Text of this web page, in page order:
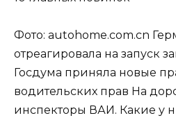
Фото: autohome.com.cn
отреагировала на запуск
Госдума приняла новые
водительских прав На
инспекторы ВАИ. Какие у